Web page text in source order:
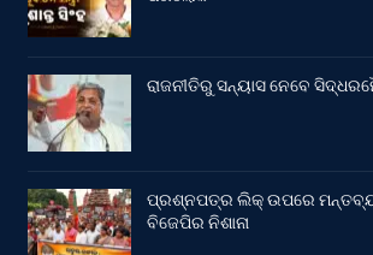
ରାଜନୀତିରୁ ସନ୍ୟାସ ନେବେ
ପ୍ରଶ୍ନପତ୍ର ଲିକ୍ ଉପରେ
ବିଜେପିର ନିଶାନା